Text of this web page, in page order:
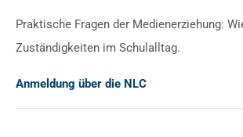
Praktische Fragen der Medienerziehung:
Zuständigkeiten im Schulalltag.
Anmeldung über die NLC